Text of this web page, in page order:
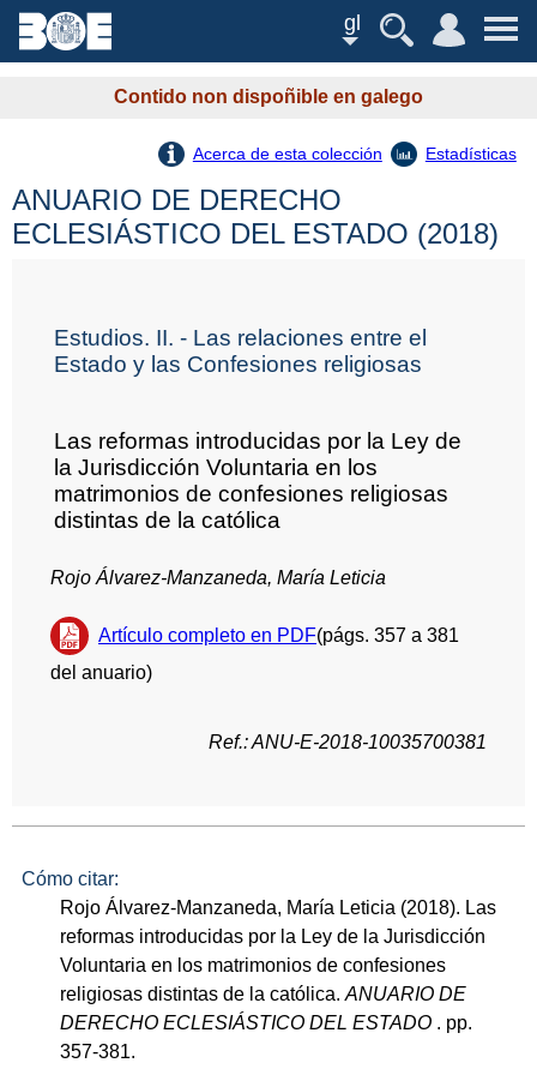
gl
Contido non dispoñible en galego
Acerca de esta colección Estadísticas
ANUARIO DE DERECHO
ECLESIÁSTICO DEL ESTADO (2018)
Estudios. II. - Las relaciones entre el
Estado y las Confesiones religiosas
Las reformas introducidas por la Ley de
la Jurisdicción Voluntaria en los
matrimonios de confesiones religiosas
distintas de la católica
Rojo Álvarez-Manzaneda, María Leticia
Artículo completo en PDF(págs. 357 a 381
del anuario)
Ref.: ANU-E-2018-10035700381
Cómo citar:
Rojo Álvarez-Manzaneda, María Leticia (2018). Las
reformas introducidas por la Ley de la Jurisdicción
Voluntaria en los matrimonios de confesiones
religiosas distintas de la católica.ANUARIO DE
DERECHO ECLESIÁSTICO DEL ESTADO . pp.
357-381.